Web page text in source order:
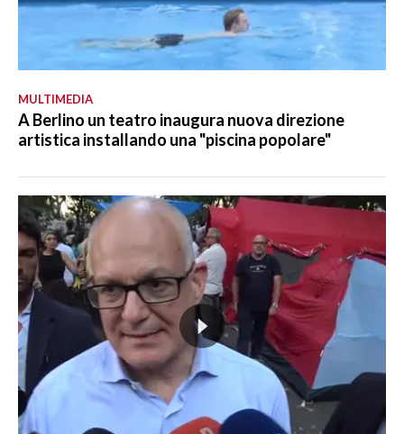
MULTIMEDIA
A Berlino un teatro inaugura nuova direzione
artistica installando una "piscina popolare"